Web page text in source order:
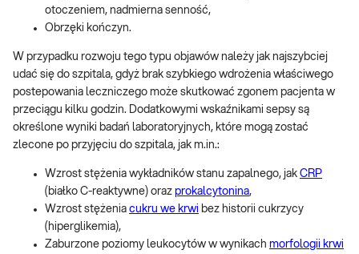
otoczeniem, nadmierna senność,
Obrzęki kończyn.
W przypadku rozwoju tego typu objawów należy jak najszybciej
udać się do szpitala, gdyż brak szybkiego wdrożenia właściwego
postepowania leczniczego może skutkować zgonem pacjenta w
przeciągu kilku godzin. Dodatkowymi wskaźnikami sepsy są
określone wyniki badań laboratoryjnych, które mogą zostać
zlecone po przyjęciu do szpitala, jak m.in.:
Wzrost stężenia wykładników stanu zapalnego, jak CRP
(białko C-reaktywne) oraz prokalcytonina,
Wzrost stężenia cukru we krwi bez historii cukrzycy
(hiperglikemia),
Zaburzone poziomy leukocytów w wynikach morfologii krwi